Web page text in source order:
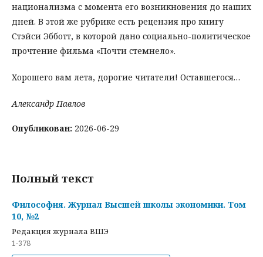
национализма с момента его возникновения до наших
дней. В этой же рубрике есть рецензия про книгу
Стэйси Эбботт, в которой дано социально-политическое
прочтение фильма «Почти стемнело».
Хорошего вам лета, дорогие читатели! Оставшегося…
Александр Павлов
Опубликован: 2026-06-29
Полный текст
Философия. Журнал Высшей школы экономики. Том
10, №2
Редакция журнала ВШЭ
1-378